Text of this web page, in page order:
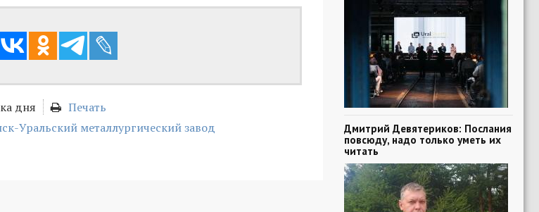
дня
Печать
Уральский металлургический завод
Дмитрий Девятериков: Послания
повсюду, надо только уметь их
читать